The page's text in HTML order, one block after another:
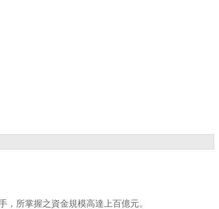
所掌握之資金規模高達上百億元。